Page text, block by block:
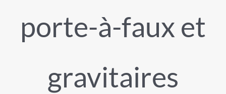
porte-à-faux et
gravitaires